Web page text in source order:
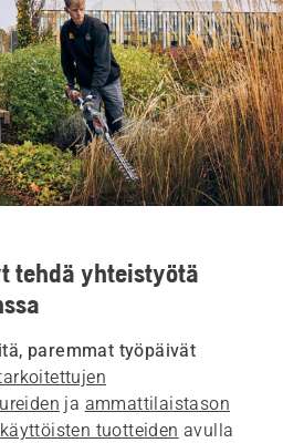
tehdä yhteistyötä
paremmat työpäivät
ja ammattilaistason
tuotteiden avulla